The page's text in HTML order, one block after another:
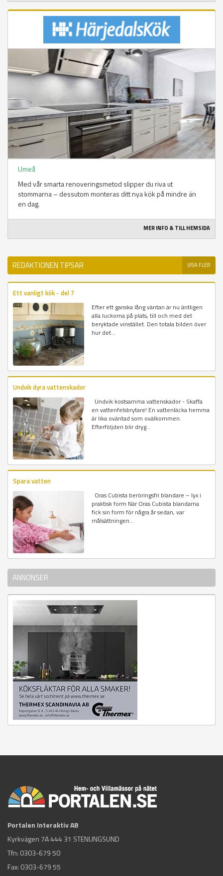
Umeå
Med vår smarta renoveringsmetod slipper du riva ut
stommarna – dessutom monteras ditt nya kök på mindre än
en dag.
MER INFO & TILL HEMSIDA
REDAKTIONEN TIPSAR VISA FLER
Ett vanligt kök - del 7
Efter ett ganska lång väntan är nu äntligen
alla luckorna på plats, till och med det
beryktade vinstället. Den totala bilden över
hur det...
Undvik dyra vattenskador
Undvik kostsamma vattenskador - Skaffa
en vattenfelsbrytare! En vattenläcka hemma
är lika oväntad som ovälkommen.
Efterföljden blir dryg...
Spara vatten
Oras Cubista beröringsfri blandare – lyx i
praktisk form När Oras Cubista blandarna
fick sin form för några år sedan, var
målsättningen...
ANNONSER
Portalen Interaktiv AB
Kyrkvägen 7A 444 31 STENUNGSUND
Tfn: 0303-679 50
Fax: 0303-679 55